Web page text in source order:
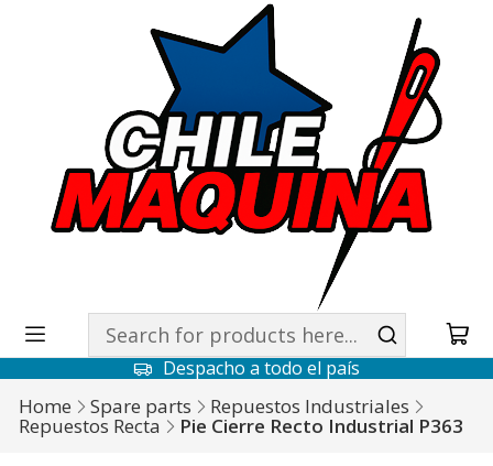
Despacho a todo el país
Home Spare parts Repuestos Industriales
Repuestos Recta Pie Cierre Recto Industrial P363